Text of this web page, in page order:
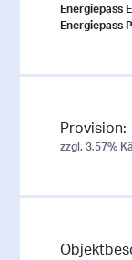
Energiepass
Energiepass
Provision:
zzgl. 3,57%